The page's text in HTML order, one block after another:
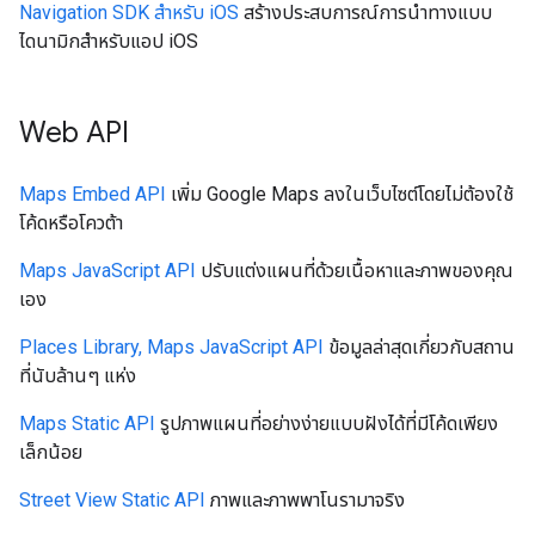
Navigation SDK สำหรับ iOS สร้างประสบการณ์การนำทางแบบ
ไดนามิกสำหรับแอป iOS
Web API
Maps Embed API เพิ่ม Google Maps ลงในเว็บไซต์โดยไม่ต้องใช้
โค้ดหรือโควต้า
Maps JavaScript API ปรับแต่งแผนที่ด้วยเนื้อหาและภาพของคุณ
เอง
Places Library, Maps JavaScript API ข้อมูลล่าสุดเกี่ยวกับสถาน
ที่นับล้านๆ แห่ง
Maps Static API รูปภาพแผนที่อย่างง่ายแบบฝังได้ที่มีโค้ดเพียง
เล็กน้อย
Street View Static API ภาพและภาพพาโนรามาจริง